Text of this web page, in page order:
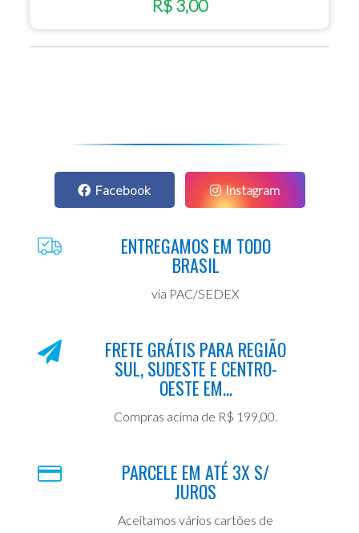
R$ 3,00
Facebook Instagram
ENTREGAMOS EM TODO
BRASIL
via PAC/SEDEX
FRETE GRÁTIS PARA REGIÃO
SUL, SUDESTE E CENTRO-
OESTE EM...
Compras acima de R$ 199,00.
PARCELE EM ATÉ 3X S/
JUROS
Aceitamos vários cartões de